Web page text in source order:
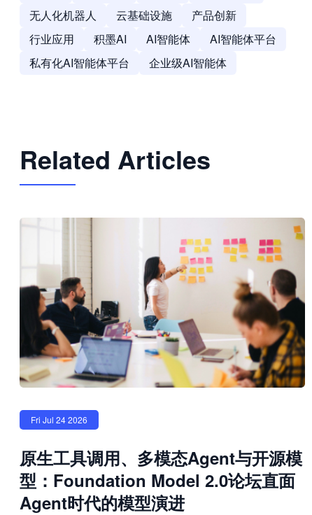
无人化机器人
云基础设施
产品创新
行业应用
积墨AI AI智能体
AI智能体平台
私有化AI智能体平台
企业级AI智能体
Related Articles
Fri Jul 24 2026
原生工具调用、多模态Agent与开源模
型：Foundation Model 2.0论坛直面
Agent时代的模型演进